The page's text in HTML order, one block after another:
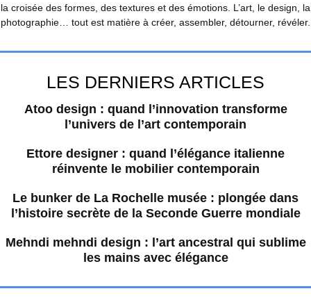
la croisée des formes, des textures et des émotions. L’art, le design, la
photographie… tout est matière à créer, assembler, détourner, révéler.
LES DERNIERS ARTICLES
Atoo design : quand l’innovation transforme
l’univers de l’art contemporain
Ettore designer : quand l’élégance italienne
réinvente le mobilier contemporain
Le bunker de La Rochelle musée : plongée dans
l’histoire secrète de la Seconde Guerre mondiale
Mehndi mehndi design : l’art ancestral qui sublime
les mains avec élégance